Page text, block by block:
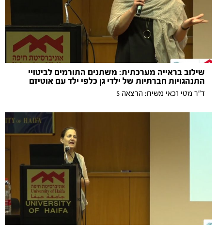
שילוב בראייה מערכתית: משתנים התורמים לביטויי
התנהגויות חברתיות של ילדי גן כלפי ילד עם אוטיזם
ד"ר מטי זכאי משיח: הרצאה 5